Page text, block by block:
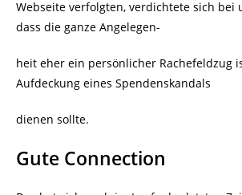
Webseite verfolgten, verdichtete sich bei
dass die ganze Angelegen-
heit eher ein persönlicher Rachefeldzug
Aufdeckung eines Spendenskandals
dienen sollte.
Gute Connection